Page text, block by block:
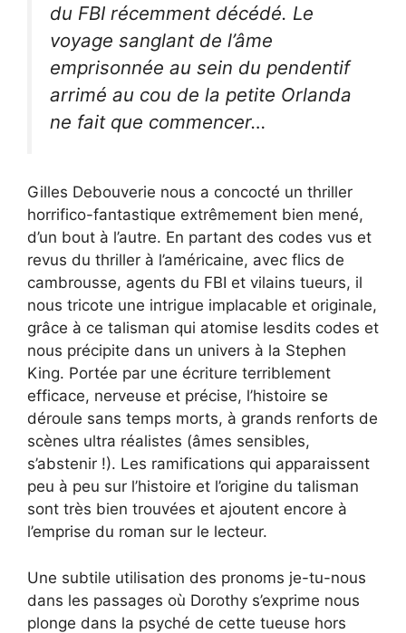
du FBI récemment décédé. Le
voyage sanglant de l’âme
emprisonnée au sein du pendentif
arrimé au cou de la petite Orlanda
ne fait que commencer…
Gilles Debouverie nous a concocté un thriller
horrifico-fantastique extrêmement bien mené,
d’un bout à l’autre. En partant des codes vus et
revus du thriller à l’américaine, avec flics de
cambrousse, agents du FBI et vilains tueurs, il
nous tricote une intrigue implacable et originale,
grâce à ce talisman qui atomise lesdits codes et
nous précipite dans un univers à la Stephen
King. Portée par une écriture terriblement
efficace, nerveuse et précise, l’histoire se
déroule sans temps morts, à grands renforts de
scènes ultra réalistes (âmes sensibles,
s’abstenir !). Les ramifications qui apparaissent
peu à peu sur l’histoire et l’origine du talisman
sont très bien trouvées et ajoutent encore à
l’emprise du roman sur le lecteur.
Une subtile utilisation des pronoms je-tu-nous
dans les passages où Dorothy s’exprime nous
plonge dans la psyché de cette tueuse hors